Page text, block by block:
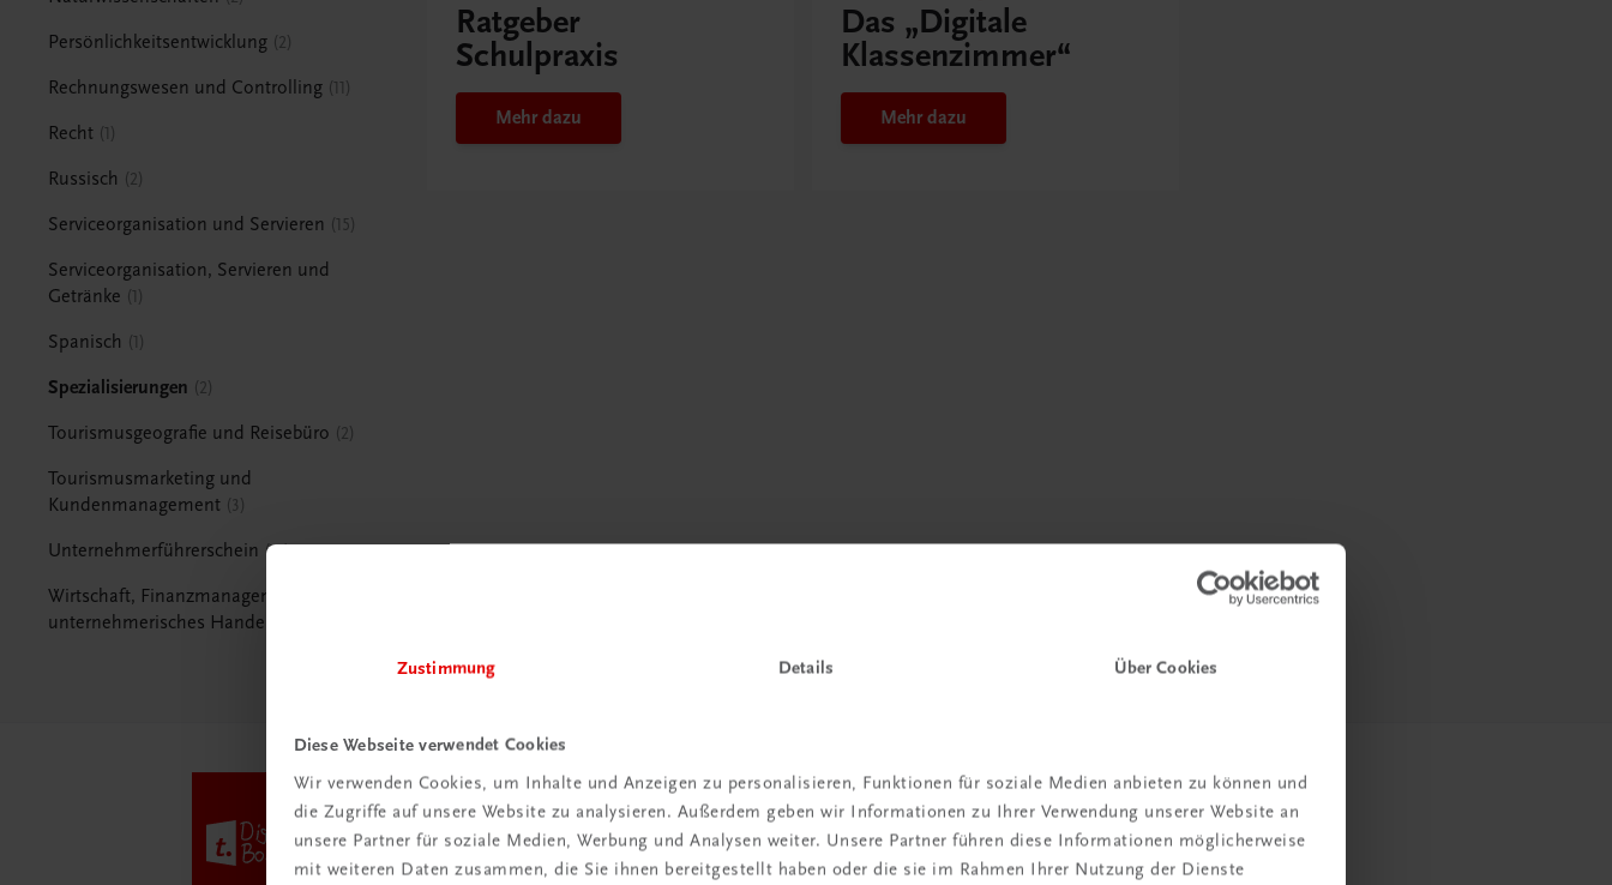
Zustimmung Details Über Cookies
Diese Webseite verwendet Cookies
Wir verwenden Cookies, um Inhalte und Anzeigen zu personalisieren, Funktionen für soziale Medien anbieten zu können und
die Zugriffe auf unsere Website zu analysieren. Außerdem geben wir Informationen zu Ihrer Verwendung unserer Website an
unsere Partner für soziale Medien, Werbung und Analysen weiter. Unsere Partner führen diese Informationen möglicherweise
mit weiteren Daten zusammen, die Sie ihnen bereitgestellt haben oder die sie im Rahmen Ihrer Nutzung der Dienste
Persönlichkeitsentwicklung 2
Rechnungswesen und Controlling 11
Recht 1
Russisch 2
Serviceorganisation und Servieren 15
Serviceorganisation, Servieren und
Getränke
1
Spanisch 1
Spezialisierungen 2
Tourismusgeografie und Reisebüro 2
Tourismusmarketing und
Kundenmanagement
3
Unternehmerführerschein 15
Wirtschaft, Finanzmanagement und
unternehmerisches Handeln
Ratgeber
Schulpraxis
Mehr dazu
Das „Digitale
Klassenzimmer“
Mehr dazu